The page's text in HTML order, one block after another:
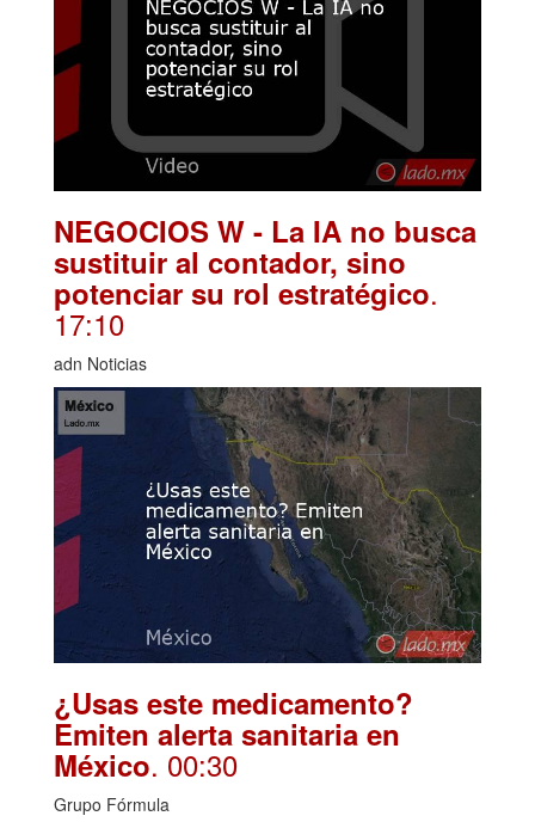
NEGOCIOS W - La IA no busca
sustituir al contador, sino
potenciar su rol estratégico.
17:10
adn Noticias
¿Usas este medicamento?
Emiten alerta sanitaria en
México. 00:30
Grupo Fórmula